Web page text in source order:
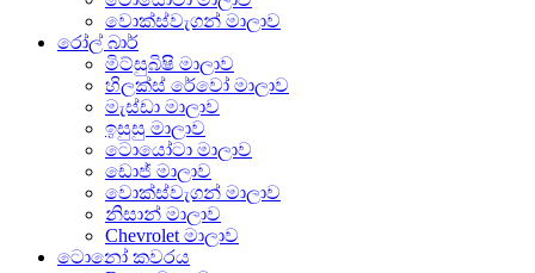
වොක්ස්වැගන් මාලාව
රෝල් බාර්
මිට්සුබිෂි මාලාව
හිලක්ස් රේවෝ මාලාව
මැස්ඩා මාලාව
ඉසුසු මාලාව
ටොයෝටා මාලාව
ඩොජ් මාලාව
වොක්ස්වැගන් මාලාව
නිසාන් මාලාව
Chevrolet මාලාව
ටොනෝ කවරය